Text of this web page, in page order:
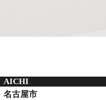
AICHI
名古屋市